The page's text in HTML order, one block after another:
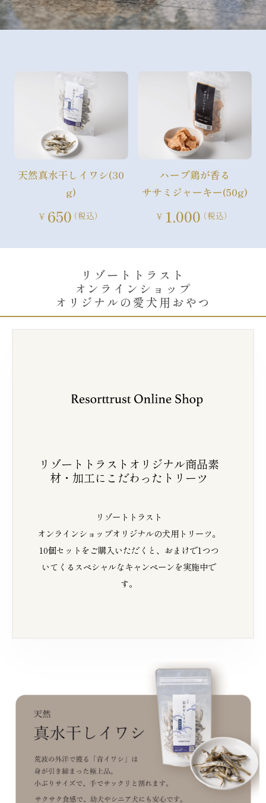
天然真水干しイワシ(30
g)
¥ 650（税込）
ハーブ鶏が香る
ササミジャーキー(50g)
¥ 1,000（税込）
リゾートトラスト
オンラインショップ
オリジナルの愛犬用おやつ
リゾートトラストオリジナル商品素
材・加工に こだわったトリーツ
リゾートトラスト
オンラインショップオリジナルの犬用トリーツ。
10個セットをご購入いただくと、おまけで1つつ
いてくるスペシャルなキャンペーンを実施中で
す。